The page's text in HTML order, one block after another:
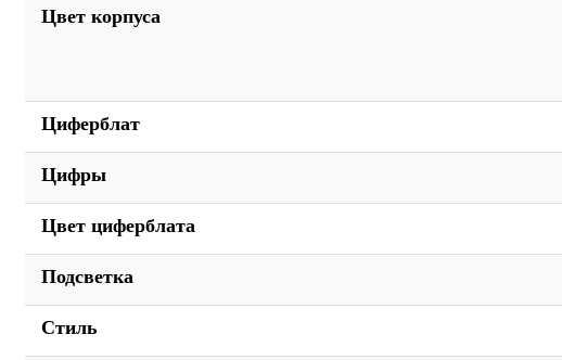
Цвет корпуса
Циферблат
Цифры
Цвет циферблата
Подсветка
Стиль